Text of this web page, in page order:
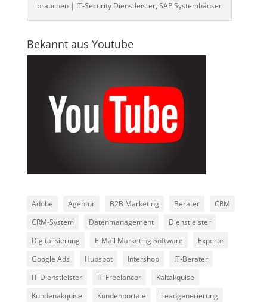
brauchen | IT-Security Dienstleister, SAP Systemhäuser
Bekannt aus Youtube
Adobe Agentur B2B Marketing Berater
CRM
CRM-System
Datenmanagement
Dienstleister
Digitalisierung
E-Mail Marketing Software
Experte
Google Ads
Hubspot Intershop
IT-Berater
IT-Dienstleister
IT-Freelancer
Kaltakquise
Kundenakquise
Kundenportale
Leadgenerierung